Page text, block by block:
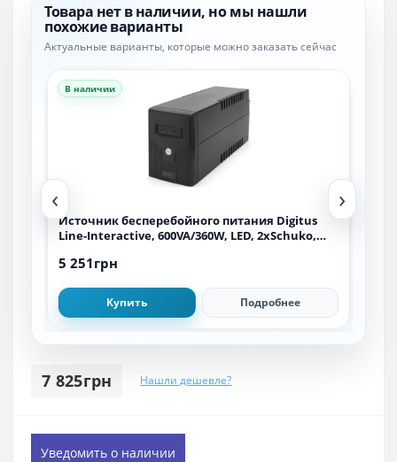
Товара нет в наличии, но мы нашли
похожие варианты
Актуальные варианты, которые можно заказать сейчас
‹
В наличии
Источник бесперебойного питания Digitus
Line-Interactive, 600VA/360W, LED, 2xSchuko,
5 251грн
Купить Подробнее
›
7 825грн Нашли дешевле?
Уведомить о наличии